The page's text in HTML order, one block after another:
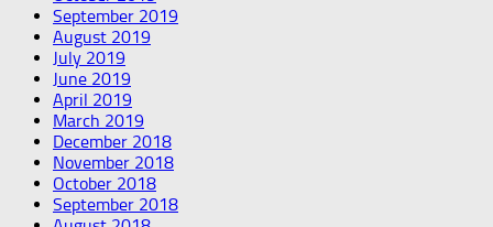
September 2019
August 2019
July 2019
June 2019
April 2019
March 2019
December 2018
November 2018
October 2018
September 2018